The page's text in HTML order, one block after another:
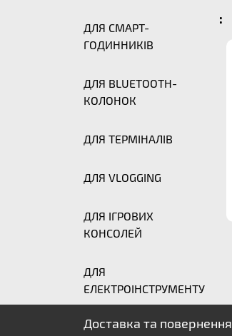
ДЛЯ СМАРТ-
ГОДИННИКІВ
ДЛЯ BLUETOOTH-
КОЛОНОК
ДЛЯ ТЕРМІНАЛІВ
ДЛЯ VLOGGING
ДЛЯ ІГРОВИХ
КОНСОЛЕЙ
ДЛЯ
ЕЛЕКТРОІНСТРУМЕНТУ
:
Доставка та повернення